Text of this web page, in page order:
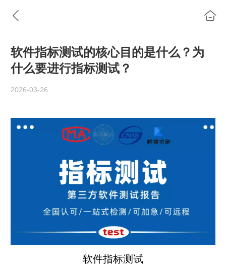
软件指标测试的核心目的是什么？为
什么要进行指标测试？
2026-03-26
软件指标测试